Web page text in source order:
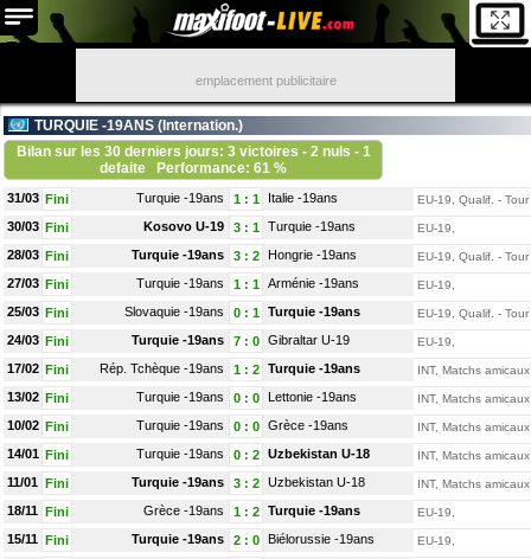
emplacement publicitaire
TURQUIE -19ANS ( Internation.)
Bilan sur les 30 derniers jours: 3 victoires - 2 nuls - 1
defaite
Performance: 61 %
31/03 Fini Turquie -19ans 1: 1 Italie -19ans EU-19, Qualif. -
30/03 Fini Kosovo U-19 3: 1 Turquie -19ans EU-19,
28/03 Fini Turquie -19ans 3: 2 Hongrie -19ans EU-19, Qualif. -
27/03 Fini Turquie -19ans 1: 1 Arménie -19ans EU-19,
25/03 Fini Slovaquie -19ans 0: 1 Turquie -19ans EU-19, Qualif. -
24/03 Fini Turquie -19ans 7: 0 Gibraltar U-19 EU-19,
17/02 Fini Rép. Tchèque -19ans 1: 2 Turquie -19ans INT, Matchs amicaux
13/02 Fini Turquie -19ans 0: 0 Lettonie -19ans INT, Matchs amicaux
10/02 Fini Turquie -19ans 0: 0 Grèce -19ans INT, Matchs amicaux
14/01 Fini Turquie -19ans 0: 2 Uzbekistan U-18 INT, Matchs amicaux
11/01 Fini Turquie -19ans 3: 2 Uzbekistan U-18 INT, Matchs amicaux
18/11 Fini Grèce -19ans 1: 2 Turquie -19ans EU-19,
15/11 Fini Turquie -19ans 2: 0 Biélorussie -19ans EU-19,